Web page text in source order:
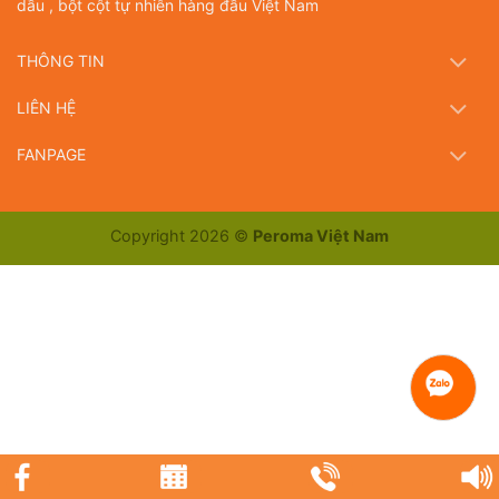
dầu , bột cột tự nhiên hàng đầu Việt Nam
THÔNG TIN
LIÊN HỆ
FANPAGE
Copyright 2026 © Peroma Việt Nam